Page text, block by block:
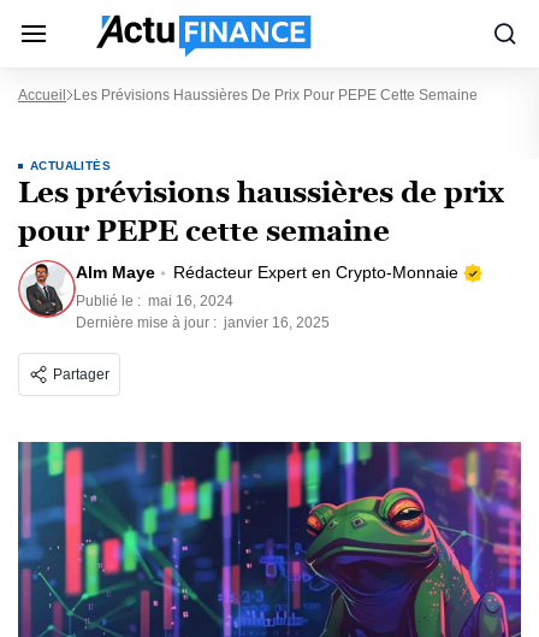
Accueil Les Prévisions Haussières De Prix Pour PEPE Cette Semaine
ACTUALITÉS
Les prévisions haussières de prix
pour PEPE cette semaine
Alm Maye Rédacteur Expert en Crypto-Monnaie
Publié le : mai 16, 2024
Dernière mise à jour : janvier 16, 2025
Partager